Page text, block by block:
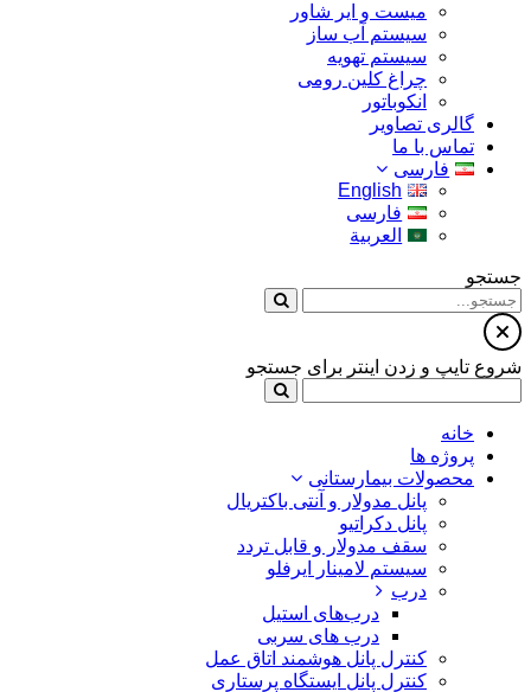
میست و ایر شاور
سیستم آب ساز
سیستم تهویه
چراغ کلین رومی
انکوباتور
گالری تصاویر
تماس با ما
فارسی
English
فارسی
العربية
جستجو
شروع تایپ و زدن اینتر برای جستجو
خانه
پروژه ها
محصولات بیمارستانی
پانل مدولار و آنتی باکتریال
پانل دکراتیو
سقف مدولار و قابل تردد
سیستم لامینار ایرفلو
درب
درب‌های استیل
درب های سربی
کنترل پانل هوشمند اتاق عمل
کنترل پانل ایستگاه پرستاری